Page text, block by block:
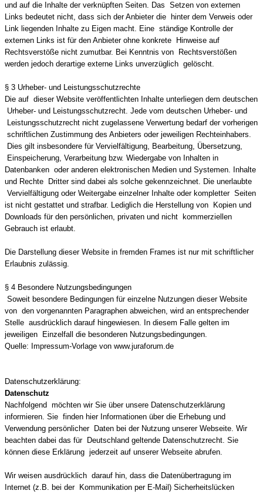
und auf die Inhalte der verknüpften Seiten. Das Setzen von externen
Links bedeutet nicht, dass sich der Anbieter die hinter dem Verweis oder
Link liegenden Inhalte zu Eigen macht. Eine ständige Kontrolle der
externen Links ist für den Anbieter ohne konkrete Hinweise auf
Rechtsverstöße nicht zumutbar. Bei Kenntnis von Rechtsverstößen
werden jedoch derartige externe Links unverzüglich gelöscht.
§ 3 Urheber- und Leistungsschutzrechte
Die auf dieser Website veröffentlichten Inhalte unterliegen dem deutschen
Urheber- und Leistungsschutzrecht. Jede vom deutschen Urheber- und
Leistungsschutzrecht nicht zugelassene Verwertung bedarf der vorherigen
schriftlichen Zustimmung des Anbieters oder jeweiligen Rechteinhabers.
Dies gilt insbesondere für Vervielfältigung, Bearbeitung, Übersetzung,
Einspeicherung, Verarbeitung bzw. Wiedergabe von Inhalten in
Datenbanken oder anderen elektronischen Medien und Systemen. Inhalte
und Rechte Dritter sind dabei als solche gekennzeichnet. Die unerlaubte
Vervielfältigung oder Weitergabe einzelner Inhalte oder kompletter Seiten
ist nicht gestattet und strafbar. Lediglich die Herstellung von Kopien und
Downloads für den persönlichen, privaten und nicht kommerziellen
Gebrauch ist erlaubt.
Die Darstellung dieser Website in fremden Frames ist nur mit schriftlicher
Erlaubnis zulässig.
§ 4 Besondere Nutzungsbedingungen
Soweit besondere Bedingungen für einzelne Nutzungen dieser Website
von den vorgenannten Paragraphen abweichen, wird an entsprechender
Stelle ausdrücklich darauf hingewiesen. In diesem Falle gelten im
jeweiligen Einzelfall die besonderen Nutzungsbedingungen.
Quelle: Impressum-Vorlage von www.juraforum.de
Datenschutzerklärung:
Datenschutz
Nachfolgend möchten wir Sie über unsere Datenschutzerklärung
informieren. Sie finden hier Informationen über die Erhebung und
Verwendung persönlicher Daten bei der Nutzung unserer Webseite. Wir
beachten dabei das für Deutschland geltende Datenschutzrecht. Sie
können diese Erklärung jederzeit auf unserer Webseite abrufen.
Wir weisen ausdrücklich darauf hin, dass die Datenübertragung im
Internet (z.B. bei der Kommunikation per E-Mail) Sicherheitslücken